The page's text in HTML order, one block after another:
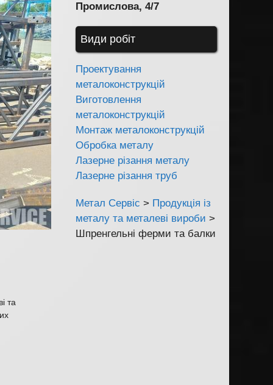
та
Промислова, 4/7
Види робіт
Проектування
металоконструкцій
Виготовлення
металоконструкцій
Монтаж металоконструкцій
Обробка металу
Лазерне різання металу
Лазерне різання труб
Метал Сервіс > Продукція із
металу та металеві вироби >
Шпренгельні ферми та балки